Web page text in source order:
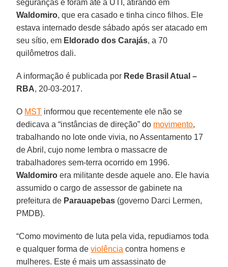
seguranças e foram até a UTI, atirando em
Waldomiro, que era casado e tinha cinco filhos. Ele
estava internado desde sábado após ser atacado em
seu sítio, em Eldorado dos Carajás, a 70
quilômetros dali.
A informação é publicada por Rede Brasil Atual –
RBA, 20-03-2017.
O MST informou que recentemente ele não se
dedicava a “instâncias de direção” do movimento,
trabalhando no lote onde vivia, no Assentamento 17
de Abril, cujo nome lembra o massacre de
trabalhadores sem-terra ocorrido em 1996.
Waldomiro era militante desde aquele ano. Ele havia
assumido o cargo de assessor de gabinete na
prefeitura de Parauapebas (governo Darci Lermen,
PMDB).
“Como movimento de luta pela vida, repudiamos toda
e qualquer forma deviolência contra homens e
mulheres. Este é mais um assassinato de